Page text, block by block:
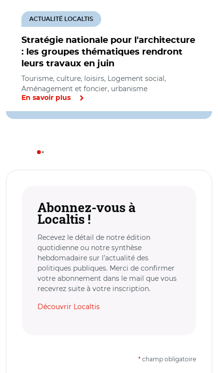
Stratégie nationale pour l'architecture
: les groupes thématiques rendront
leurs travaux en juin
ACTUALITÉ LOCALTIS
Tourisme, culture, loisirs, Logement social,
Aménagement et foncier, urbanisme
En savoir plus
Abonnez-vous à
Localtis !
Recevez le détail de notre édition
quotidienne ou notre synthèse
hebdomadaire sur l’actualité des
politiques publiques. Merci de confirmer
votre abonnement dans le mail que vous
recevrez suite à votre inscription.
Découvrir Localtis
* champ obligatoire